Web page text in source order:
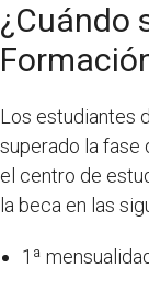
¿Cuándo
Los estudiantes
superado la fase
el centro de
la beca en las
1ª